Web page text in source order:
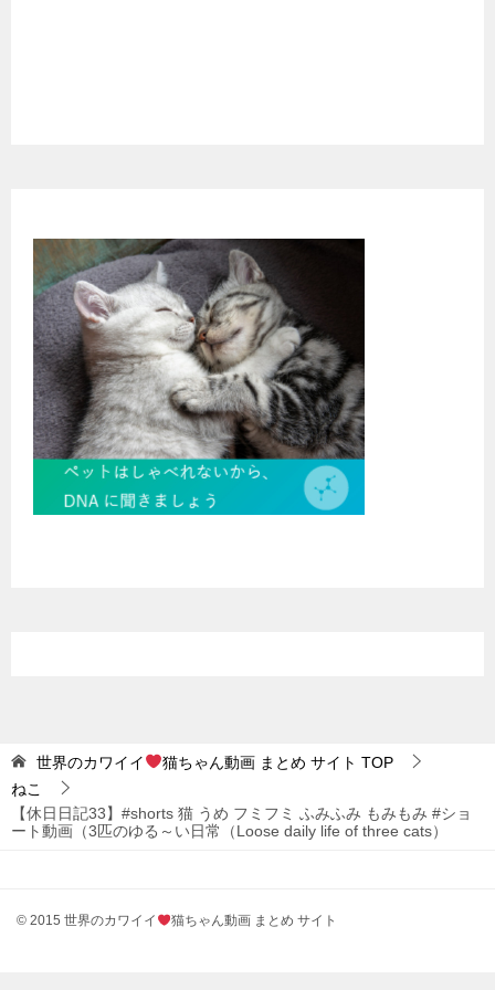
世界のカワイイ 猫ちゃん動画 まとめ サイト TOP
ねこ
【休日日記33】#shorts 猫 うめ フミフミ ふみふみ もみもみ #ショ
ート動画（3匹のゆる～い日常（Loose daily life of three cats）
© 2015 世界のカワイイ 猫ちゃん動画 まとめ サイト